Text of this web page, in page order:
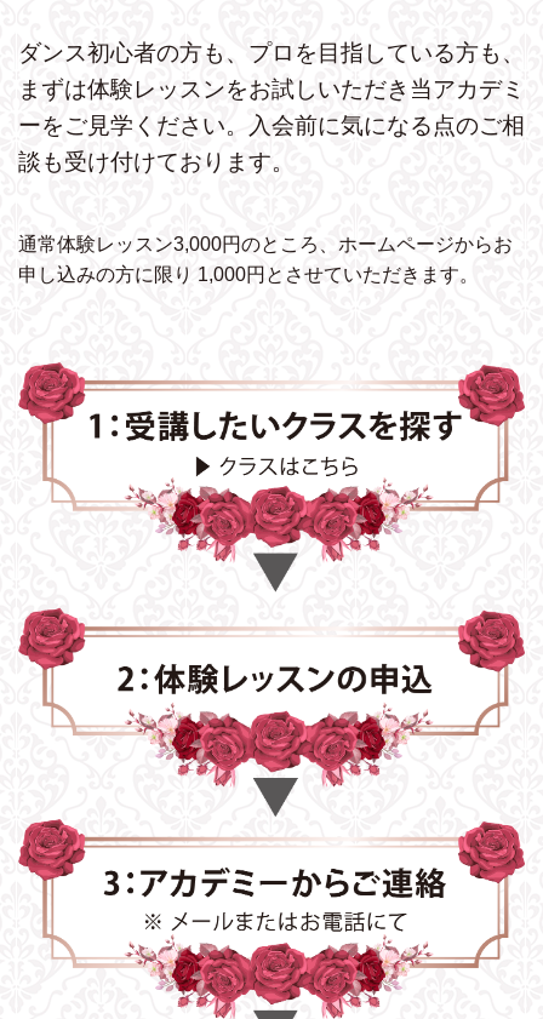
ダンス初心者の方も、プロを目指している方も、
まずは体験レッスンをお試しいただき 当アカデミ
ーをご見学ください。
入会前に気になる点のご相
談も受け付けております。
通常体験レッスン3,000円のところ、ホームページからお
申し込みの方に限り 1,000円とさせていただきます。